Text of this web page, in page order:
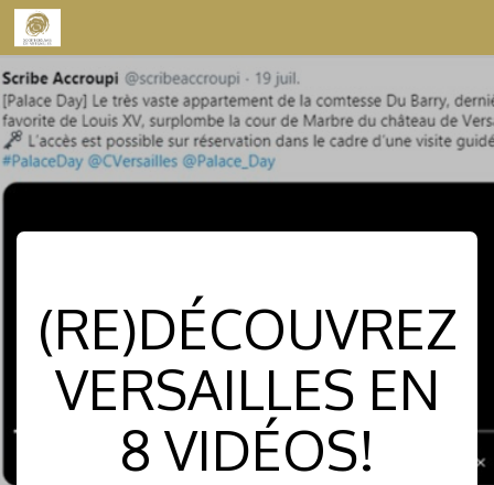
Skip to content
(RE)DÉCOUVREZ
VERSAILLES EN
8 VIDÉOS!